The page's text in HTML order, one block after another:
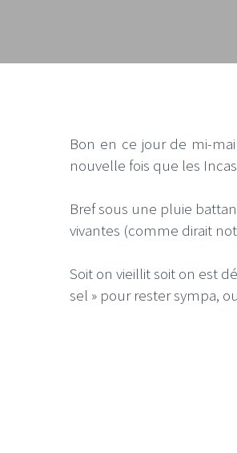
Bon en ce jour de mi-
nouvelle fois que les
Bref sous une pluie
vivantes (comme dirait
Soit on vieillit soit on est
sel » pour rester sympa,